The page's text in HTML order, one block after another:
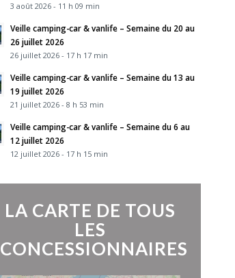
3 août 2026 - 11 h 09 min
Veille camping-car & vanlife – Semaine du 20 au
26 juillet 2026
26 juillet 2026 - 17 h 17 min
Veille camping-car & vanlife – Semaine du 13 au
19 juillet 2026
21 juillet 2026 - 8 h 53 min
Veille camping-car & vanlife – Semaine du 6 au
12 juillet 2026
12 juillet 2026 - 17 h 15 min
LA CARTE DE TOUS
LES
CONCESSIONNAIRES